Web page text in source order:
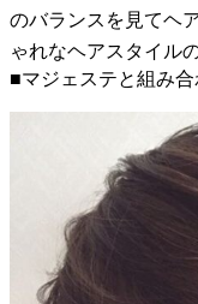
のバランスを見てヘ
ゃれなヘアスタイル
■マジェステと組み合